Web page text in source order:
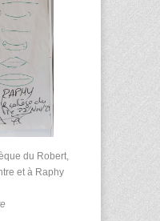
du Robert,
et à Raphy